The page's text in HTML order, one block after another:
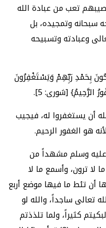
تعب من عبادة الله
سبحانه وتمجيده، بل
وعبادته وتسبيحه
بِحَمْدِ رَبِّهِمْ وَيَسْتَغْفِرُونَ
الرَّحِيمُ} [شورى: 5].
يستغفروا له، فيجيب
هو الغفور الرحيم.
وسلم مشهداً من
لا ترون، وأسمع ما لا
وحُقَّ لها أن تئط ما فيها موضع أربع
تعالى ساجداً، والله لو
كثيراً، ولما تلذذتم